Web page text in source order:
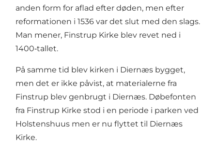
anden form for aflad efter døden, men efter
reformationen i 1536 var det slut med den slags.
Man mener, Finstrup Kirke blev revet ned i
1400‑tallet.
På samme tid blev kirken i Diernæs bygget,
men det er ikke påvist, at materialerne fra
Finstrup blev genbrugt i Diernæs. Døbefonten
fra Finstrup Kirke stod i en periode i parken ved
Holstenshuus men er nu flyttet til Diernæs
Kirke.